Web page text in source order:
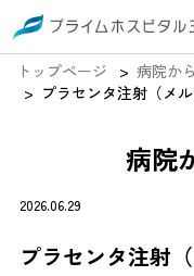
トップページ
病院か
プラセンタ注射（メ
病院
2026.06.29
プラセンタ注射